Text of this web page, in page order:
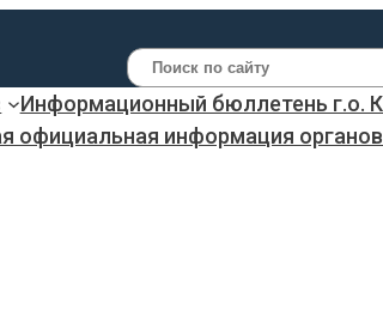
Поиск
Информационный бюллетень г.о.
информация